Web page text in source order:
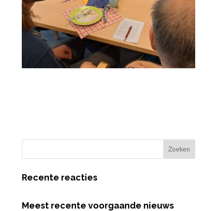
Recente reacties
Meest recente voorgaande nieuws